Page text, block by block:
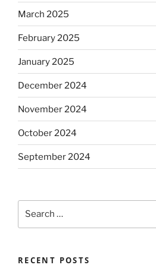
March 2025
February 2025
January 2025
December 2024
November 2024
October 2024
September 2024
RECENT POSTS